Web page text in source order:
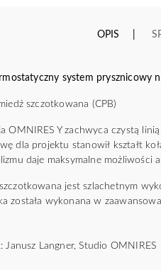
OPIS
system prysznicowy
szczotkowana (CPB)
OMNIRES Y zachwyca czystą
dla projektu stanowił kształt
daje maksymalne możliwości
jest szlachetnym
została wykonana w
Janusz Langner, Studio OMNIRES